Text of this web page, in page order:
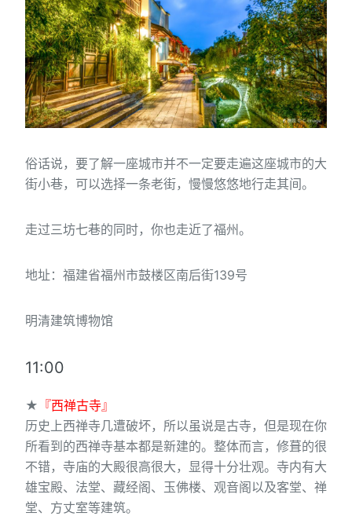
俗话说，要了解一座城市并不一定要走遍这座城市的大
街小巷，可以选择一条老街，慢慢悠悠地行走其间。
走过三坊七巷的同时，你也走近了福州。
地址：福建省福州市鼓楼区南后街139号
明清建筑博物馆
11:00
★ 『西禅古寺』
历史上西禅寺几遭破坏，所以虽说是古寺，但是现在你
所看到的西禅寺基本都是新建的。整体而言，修葺的很
不错，寺庙的大殿很高很大，显得十分壮观。寺内有大
雄宝殿、法堂、藏经阁、玉佛楼、观音阁以及客堂、禅
堂、方丈室等建筑。